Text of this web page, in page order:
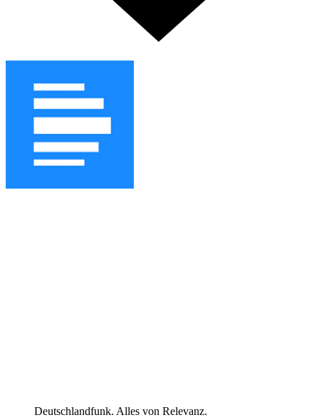
Deutschlandfunk. Alles von Relevanz.